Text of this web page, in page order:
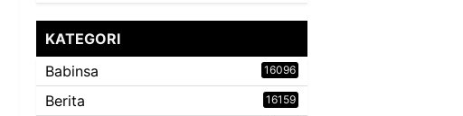
KATEGORI
Babinsa
16096
Berita 16159